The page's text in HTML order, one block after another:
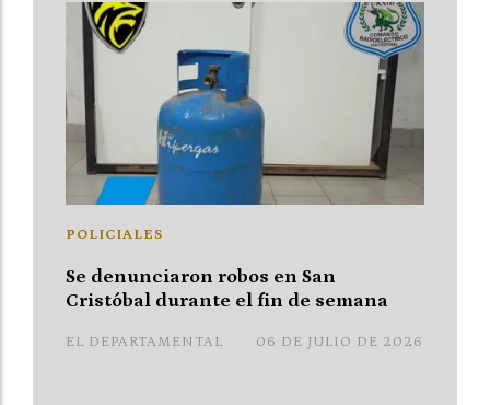
Se denunciaron robos en San
Cristóbal durante el fin de semana
EL DEPARTAMENTAL
POLICIALES
06 DE JULIO DE 2026